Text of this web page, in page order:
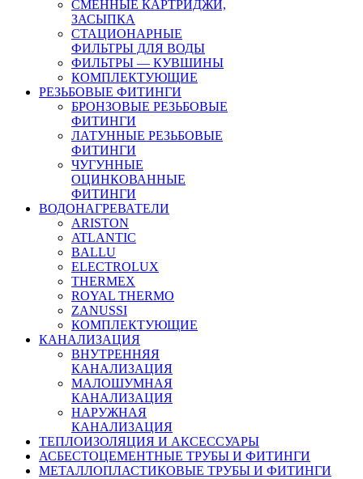
СМЕННЫЕ КАРТРИДЖИ,
ЗАСЫПКА
СТАЦИОНАРНЫЕ
ФИЛЬТРЫ ДЛЯ ВОДЫ
ФИЛЬТРЫ — КУВШИНЫ
КОМПЛЕКТУЮЩИЕ
РЕЗЬБОВЫЕ ФИТИНГИ
БРОНЗОВЫЕ РЕЗЬБОВЫЕ
ФИТИНГИ
ЛАТУННЫЕ РЕЗЬБОВЫЕ
ФИТИНГИ
ЧУГУННЫЕ
ОЦИНКОВАННЫЕ
ФИТИНГИ
ВОДОНАГРЕВАТЕЛИ
ARISTON
ATLANTIC
BALLU
ELECTROLUX
THERMEX
ROYAL THERMO
ZANUSSI
КОМПЛЕКТУЮЩИЕ
КАНАЛИЗАЦИЯ
ВНУТРЕННЯЯ
КАНАЛИЗАЦИЯ
МАЛОШУМНАЯ
КАНАЛИЗАЦИЯ
НАРУЖНАЯ
КАНАЛИЗАЦИЯ
ТЕПЛОИЗОЛЯЦИЯ И АКСЕССУАРЫ
АСБЕСТОЦЕМЕНТНЫЕ ТРУБЫ И ФИТИНГИ
МЕТАЛЛОПЛАСТИКОВЫЕ ТРУБЫ И ФИТИНГИ